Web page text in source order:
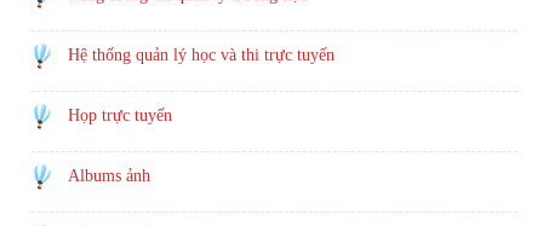
Hệ thống quản lý học và thi trực tuyến
Họp trực tuyến
Albums ảnh